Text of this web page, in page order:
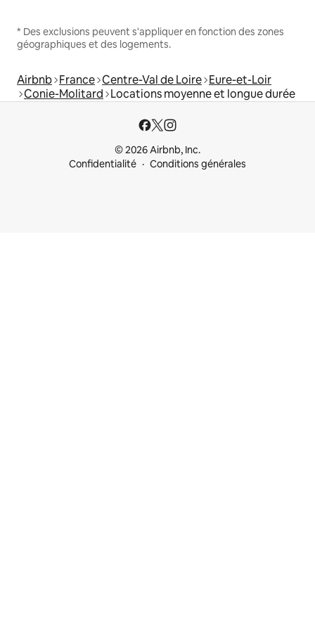
* Des exclusions peuvent s'appliquer en fonction des zones
géographiques et des logements.
Airbnb France Centre-Val de Loire Eure-et-Loir
Conie-Molitard Locations moyenne et longue durée
© 2026 Airbnb, Inc.
Confidentialité
Conditions générales